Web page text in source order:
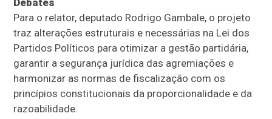
Para o relator, deputado Rodrigo Gambale, o projeto
traz alterações estruturais e necessárias na Lei dos
Partidos Políticos para otimizar a gestão partidária,
garantir a segurança jurídica das agremiações e
harmonizar as normas de fiscalização com os
princípios constitucionais da proporcionalidade e da
razoabilidade.